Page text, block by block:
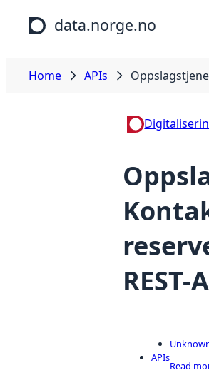
Skip to main content
data.norge.no
Home APIs
REST-
APIs
Read